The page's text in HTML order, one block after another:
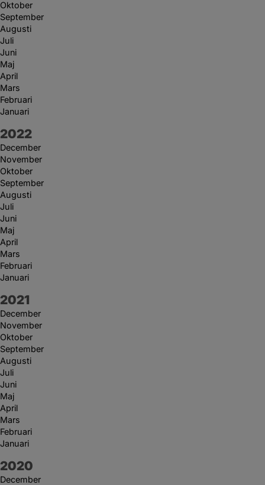
Oktober
September
Augusti
Juli
Juni
Maj
April
Mars
Februari
Januari
År:
2022
December
November
Oktober
September
Augusti
Juli
Juni
Maj
April
Mars
Februari
Januari
År:
2021
December
November
Oktober
September
Augusti
Juli
Juni
Maj
April
Mars
Februari
Januari
År:
2020
December